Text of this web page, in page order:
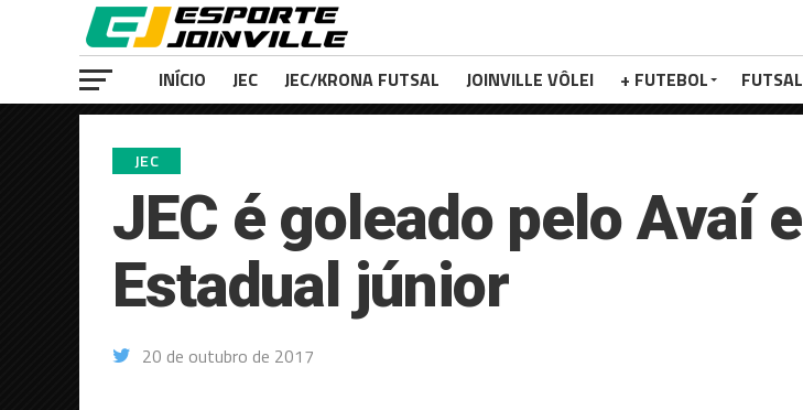
INÍCIO JEC JEC/KRONA FUTSAL JOINVILLE VÔLEI + FUTEBOL FUTSAL
JEC
JEC é goleado pelo Avaí
Estadual júnior
20 de outubro de 2017